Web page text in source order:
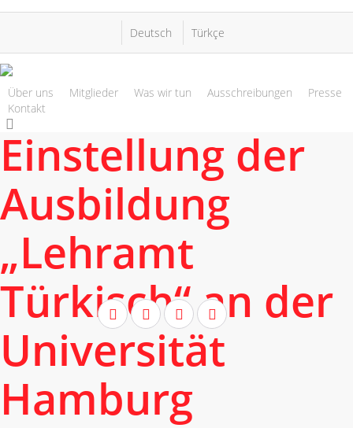
Skip
main
content
twitter facebookyoutubeinstagram
Deutsch Türkçe
Über uns Mitglieder Was wir tun Ausschreibungen
Presse
Kontakt
Einstellung der
Ausbildung
„Lehramt
Türkisch“ an der
Universität
Hamburg